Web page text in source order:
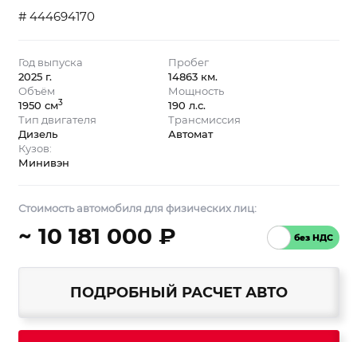
# 444694170
Год выпуска
2025 г.
Пробег
14863 км.
Объём
1950 см3
Мощность
190 л.с.
Тип двигателя
Дизель
Трансмиссия
Автомат
Кузов:
Минивэн
Стоимость автомобиля для физических лиц:
~ 10 181 000 ₽
ПОДРОБНЫЙ РАСЧЕТ АВТО